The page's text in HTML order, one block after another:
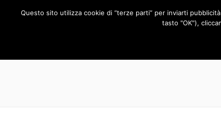
RUBRICHE
Questo sito utilizza cookie di “terze parti” per inviarti
tasto "OK"),